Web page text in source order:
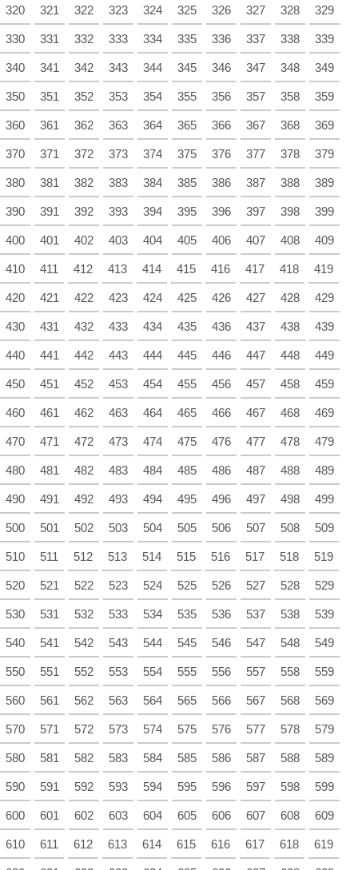
320 321 322 323 324 325 326 327 328 329
330 331 332 333 334 335 336 337 338 339
340 341 342 343 344 345 346 347 348 349
350 351 352 353 354 355 356 357 358 359
360 361 362 363 364 365 366 367 368 369
370 371 372 373 374 375 376 377 378 379
380 381 382 383 384 385 386 387 388 389
390 391 392 393 394 395 396 397 398 399
400 401 402 403 404 405 406 407 408 409
410 411 412 413 414 415 416 417 418 419
420 421 422 423 424 425 426 427 428 429
430 431 432 433 434 435 436 437 438 439
440 441 442 443 444 445 446 447 448 449
450 451 452 453 454 455 456 457 458 459
460 461 462 463 464 465 466 467 468 469
470 471 472 473 474 475 476 477 478 479
480 481 482 483 484 485 486 487 488 489
490 491 492 493 494 495 496 497 498 499
500 501 502 503 504 505 506 507 508 509
510 511 512 513 514 515 516 517 518 519
520 521 522 523 524 525 526 527 528 529
530 531 532 533 534 535 536 537 538 539
540 541 542 543 544 545 546 547 548 549
550 551 552 553 554 555 556 557 558 559
560 561 562 563 564 565 566 567 568 569
570 571 572 573 574 575 576 577 578 579
580 581 582 583 584 585 586 587 588 589
590 591 592 593 594 595 596 597 598 599
600 601 602 603 604 605 606 607 608 609
610 611 612 613 614 615 616 617 618 619